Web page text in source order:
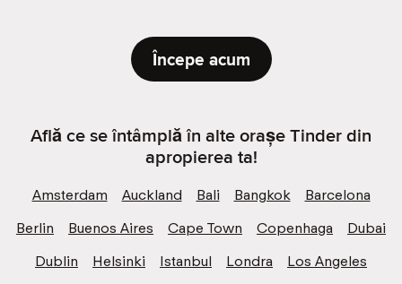
Începe acum
Află ce se întâmplă în alte orașe Tinder din
apropierea ta!
Amsterdam Auckland Bali Bangkok
Barcelona
Berlin
Buenos Aires Cape Town Copenhaga
Dubai
Dublin
Helsinki Istanbul Londra
Los Angeles